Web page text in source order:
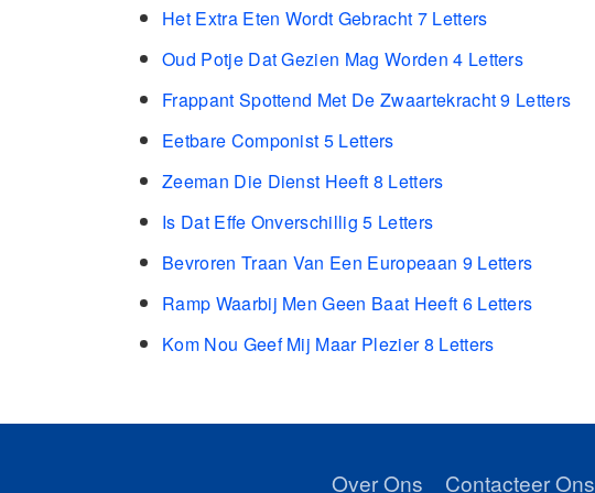
Het Extra Eten Wordt Gebracht 7 Letters
Oud Potje Dat Gezien Mag Worden 4 Letters
Frappant Spottend Met De Zwaartekracht 9 Letters
Eetbare Componist 5 Letters
Zeeman Die Dienst Heeft 8 Letters
Is Dat Effe Onverschillig 5 Letters
Bevroren Traan Van Een Europeaan 9 Letters
Ramp Waarbij Men Geen Baat Heeft 6 Letters
Kom Nou Geef Mij Maar Plezier 8 Letters
Over Ons Contacteer Ons